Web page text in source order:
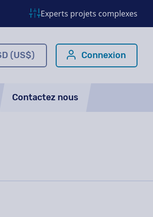
Experts projets complexes
(US$) Connexion
Contactez nous